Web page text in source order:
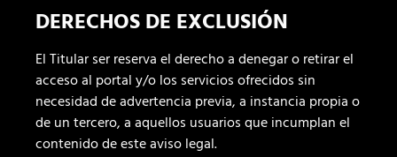
DERECHOS DE EXCLUSIÓN
El Titular ser reserva el derecho a denegar o retirar el
acceso al portal y/o los servicios ofrecidos sin
necesidad de advertencia previa, a instancia propia o
de un tercero, a aquellos usuarios que incumplan el
contenido de este aviso legal.